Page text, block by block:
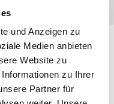
und Anzeigen zu
Medien anbieten
Website zu
zu Ihrer
Partner für